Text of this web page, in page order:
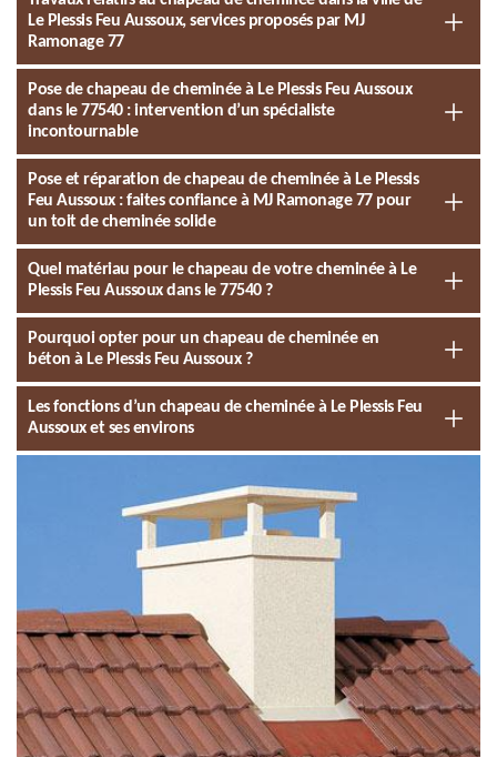
Le Plessis Feu Aussoux, services proposés par MJ
Ramonage 77
Pose de chapeau de cheminée à Le Plessis Feu Aussoux
dans le 77540 : intervention d’un spécialiste
incontournable
Pose et réparation de chapeau de cheminée à Le Plessis
Feu Aussoux : faites confiance à MJ Ramonage 77 pour
un toit de cheminée solide
Quel matériau pour le chapeau de votre cheminée à Le
Plessis Feu Aussoux dans le 77540 ?
Pourquoi opter pour un chapeau de cheminée en
béton à Le Plessis Feu Aussoux ?
Les fonctions d’un chapeau de cheminée à Le Plessis Feu
Aussoux et ses environs